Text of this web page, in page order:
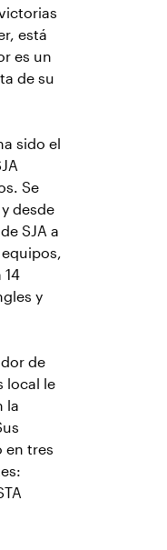
está
es un
de su
sido el
Se
desde
SJA a
14
y
de
local le
la
en tres